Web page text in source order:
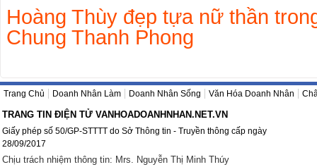
Hoàng Thùy đẹp tựa nữ thần
Chung Thanh Phong
Trang Chủ Doanh Nhân Làm Doanh Nhân Sống Văn Hóa Doanh Nhân
TRANG TIN ĐIỆN TỬ VANHOADOANHNHAN.NET.VN
Giấy phép số 50/GP-STTTT do Sở Thông tin - Truyền thông cấp ngày
28/09/2017
Chịu trách nhiệm thông tin: Mrs. Nguyễn Thị Minh Thúy